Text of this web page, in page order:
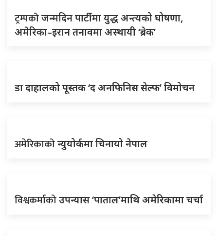
ट्रम्पकोजन्मदिन पार्टीमा युद्ध अन्त्यको घोषणा,
अमेरिका–इरान तनावमा अस्थायी ‘ब्रेक’
डादाहालको पूस्तक ‘द अनफिनिस सेल्फ’ विमोचन
अमेरिकाकोन्युयोर्कमा चिनायो नेपाल
विश्वकर्माकोउपन्यास ‘पाताल’माथि अमेरिकामा चर्चा